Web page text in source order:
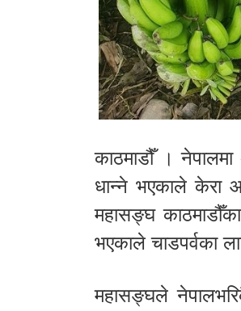
काठमाडौँ ।
धान्ने भएकाले केरा
महासङ्घ
भएकाले चाडपर्वका
महासङ्घले